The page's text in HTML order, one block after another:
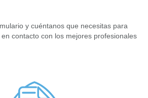
y cuéntanos que necesitas para
contacto con los mejores profesionales